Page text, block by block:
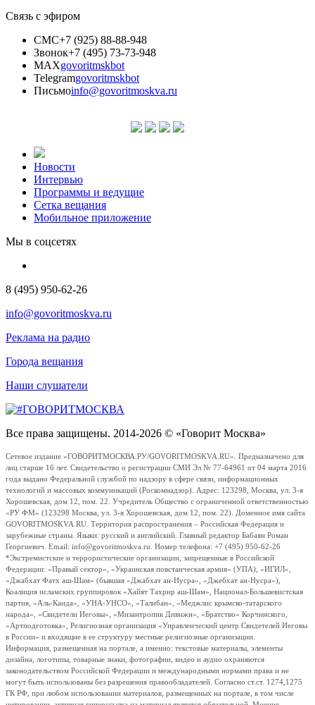
Связь с эфиром
СМС+7 (925) 88-88-948
Звонок+7 (495) 73-73-948
MAXgovoritmskbot
Telegramgovoritmskbot
Письмоinfo@govoritmoskva.ru
Новости
Интервью
Программы и ведущие
Сетка вещания
Мобильное приложение
Мы в соцсетях
8 (495) 950-62-26
info@govoritmoskva.ru
Реклама на радио
Города вещания
Наши слушатели
Все права защищены. 2014-2026 © «Говорит Москва»
Сетевое издание «ГОВОРИТМОСКВА.РУ/GOVORITMOSKVA.RU». Предназначено для
лиц старше 16 лет. Свидетельство о регистрации СМИ Эл № 77-64961 от 04 марта 2016
года выдано Федеральной службой по надзору в сфере связи, информационных
технологий и массовых коммуникаций (Роскомнадзор). Адрес: 123298, Москва, ул. 3-я
Хорошевская, дом 12, пом. 22. Учредитель Общество с ограниченной ответственностью
«РУ ФМ» (123298 Москва, ул. 3-я Хорошевская, дом 12, пом. 22). Доменное имя сайта
GOVORITMOSKVA.RU. Территория распространения – Российская Федерация и
зарубежные страны. Языки: русский и английский. Главный редактор Бабаян Роман
Георгиевич. Email: info@govoritmoskva.ru. Номер телефона: +7 (495) 950-62-26
*Экстремистские и террористические организации, запрещенные в Российской
Федерации: «Правый сектор», «Украинская повстанческая армия» (УПА), «ИГИЛ»,
«Джабхат Фатх аш-Шам» (бывшая «Джабхат ан-Нусра», «Джебхат ан-Нусра»),
Коалиция исламских группировок «Хайят Тахрир аш-Шам», Национал-Большевистская
партия, «Аль-Каида», «УНА-УНСО», «Талибан», «Меджлис крымско-татарского
народа», «Свидетели Иеговы», «Мизантропик Дивижн», «Братство» Корчинского,
«Артподготовка», Религиозная организация «Управленческий центр Свидетелей Иеговы
в России» и входящие в ее структуру местные религиозные организации.
Информация, размещенная на портале, а именно: текстовые материалы, элементы
дизайна, логотипы, товарные знаки, фотографии, видео и аудио охраняются
законодательством Российской Федерации и международными нормами права и не
могут быть использованы без разрешения правообладателей. Согласно ст.ст. 1274,1275
ГК РФ, при любом использовании материалов, размещенных на портале, в том числе